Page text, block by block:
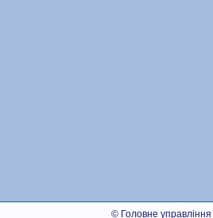
© Головне управління